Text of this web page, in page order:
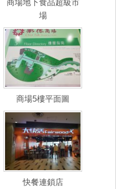
商場地下食品超級市
場
商場5樓平面圖
快餐連鎖店